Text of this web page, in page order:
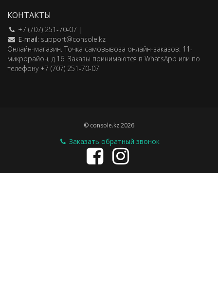
КОНТАКТЫ
+7 (707) 251-70-07 |
E-mail: support@console.kz
Онлайн-магазин. Точка самовывоза онлайн-заказов: 11-
микрорайон, д.16. Заказы принимаются в WhatsApp или по
телефону +7 (707) 251-70-07
© console.kz 2026
Заказать обратный звонок